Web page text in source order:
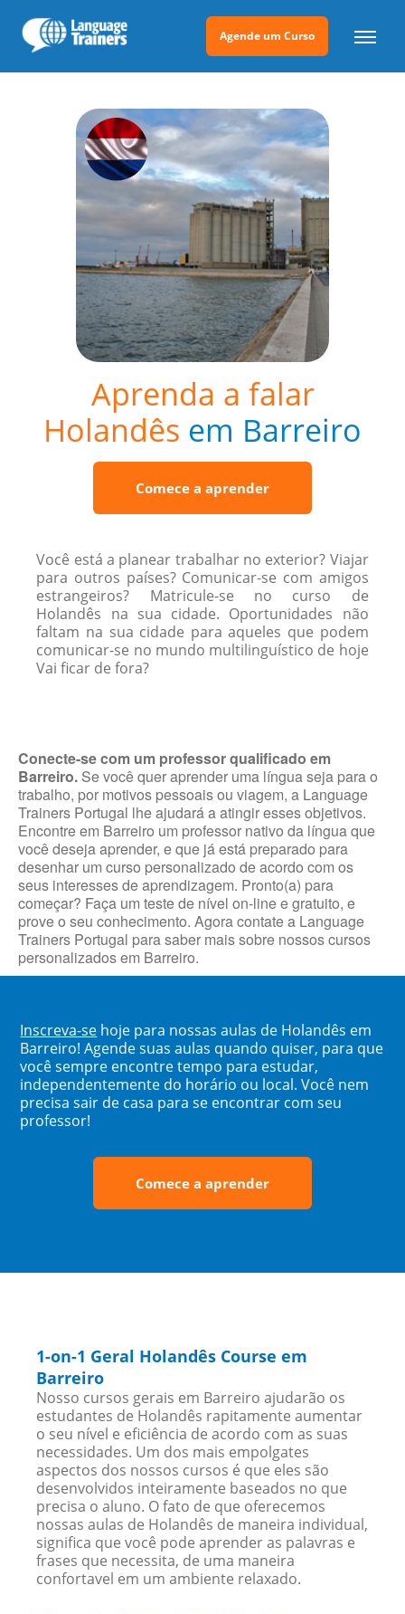
Agende um Curso
Aprenda a falar
Holandês em Barreiro
Comece a aprender
Você está a planear trabalhar no exterior? Viajar
para outros países? Comunicar-se com amigos
estrangeiros? Matricule-se no curso de
Holandês na sua cidade. Oportunidades não
faltam na sua cidade para aqueles que podem
comunicar-se no mundo multilinguístico de hoje
Vai ficar de fora?
Conecte-se com um professor qualificado em
Barreiro. Se você quer aprender uma língua seja para o
trabalho, por motivos pessoais ou viagem, a Language
Trainers Portugal lhe ajudará a atingir esses objetivos.
Encontre em Barreiro um professor nativo da língua que
você deseja aprender, e que já está preparado para
desenhar um curso personalizado de acordo com os
seus interesses de aprendizagem. Pronto(a) para
começar? Faça um teste de nível on-line e gratuito, e
prove o seu conhecimento. Agora contate a Language
Trainers Portugal para saber mais sobre nossos cursos
personalizados em Barreiro.
Inscreva-se hoje para nossas aulas de Holandês em
Barreiro! Agende suas aulas quando quiser, para que
você sempre encontre tempo para estudar,
independentemente do horário ou local. Você nem
precisa sair de casa para se encontrar com seu
professor!
Comece a aprender
1-on-1 Geral Holandês Course em
Barreiro
Nosso cursos gerais em Barreiro ajudarão os
estudantes de Holandês rapitamente aumentar
o seu nível e eficiência de acordo com as suas
necessidades. Um dos mais empolgates
aspectos dos nossos cursos é que eles são
desenvolvidos inteiramente baseados no que
precisa o aluno. O fato de que oferecemos
nossas aulas de Holandês de maneira individual,
significa que você pode aprender as palavras e
frases que necessita, de uma maneira
confortavel em um ambiente relaxado.